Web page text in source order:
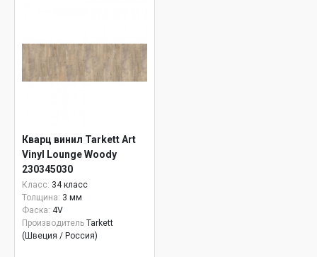
Кварц винил Tarkett Art
Vinyl Lounge Woody
230345030
Класс: 34 класс
Толщина: 3 мм
Фаска: 4V
Производитель Tarkett
(Швеция / Россия)